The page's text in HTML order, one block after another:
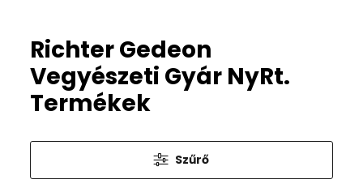
Richter Gedeon
Vegyészeti Gyár NyRt.
Termékek
Szűrő